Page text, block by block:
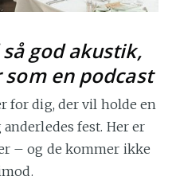
god akustik,
en podcast
for dig, der vil holde en
fest. Her er
– og de kommer ikke